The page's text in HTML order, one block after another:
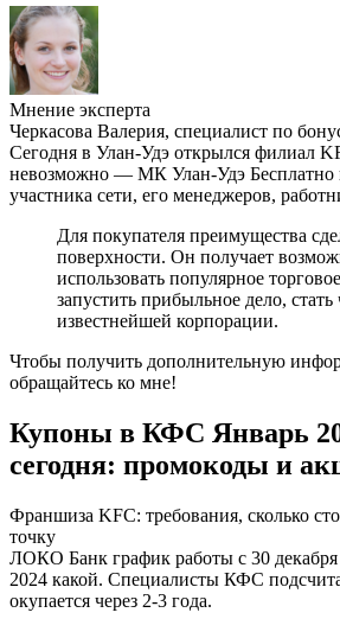
Мнение эксперта
Черкасова Валерия, специалист по
Сегодня в Улан-Удэ открылся филиал
невозможно — МК Улан-Удэ Бесплатно
участника сети, его менеджеров,
Для покупателя преимущества
поверхности. Он получает
использовать популярное
запустить прибыльное дело, стать
известнейшей корпорации.
Чтобы получить дополнительную
обращайтесь ко мне!
Купоны в КФС Январь
сегодня: промокоды и
Франшиза KFC: требования, сколько
точку
ЛОКО Банк график работы с 30 декабря
2024 какой. Специалисты КФС
окупается через 2-3 года.